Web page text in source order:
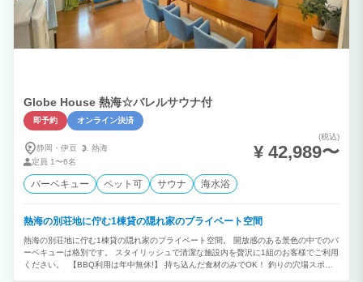
Globe House 熱海☆バレルサウナ付
即予約 オンライン決済
静岡・伊豆
熱海
定員 1〜6名
(税込)
¥ 42,989〜
バーベキュー ペット可 サウナ 海水浴
熱海の別荘地に佇む1棟貸の隠れ家のプライベート空間
熱海の別荘地に佇む1棟貸の隠れ家のプライベート空間。 開放感のある景色の中でのバ
ーベキューは格別です。 スタイリッシュで清潔な施設内を贅沢に1組のお客様でご利用
ください。 【BBQ利用は年中無休!】 持ち込んだ食材のみでOK！ 釣りの穴場スポッ